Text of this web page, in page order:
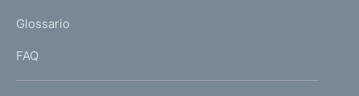
IGlossario
FAQ